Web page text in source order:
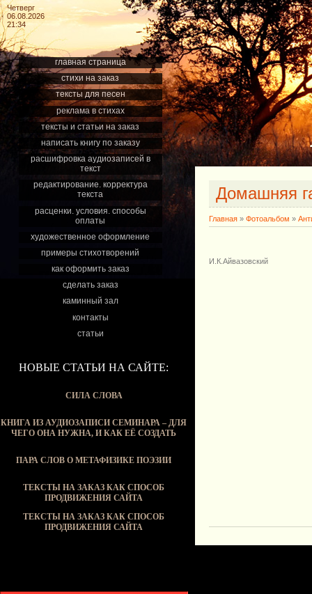
Четверг
06.08.2026
21:34
главная страница
стихи на заказ
тексты для песен
реклама в стихах
тексты и статьи на заказ
написать книгу по заказу
расшифровка аудиозаписей в
текст
редактирование. корректура
текста
расценки. условия. способы
оплаты
художественное оформление
примеры стихотворений
как оформить заказ
сделать заказ
каминный зал
контакты
статьи
НОВЫЕ СТАТЬИ НА САЙТЕ:
СИЛА СЛОВА
КНИГА ИЗ АУДИОЗАПИСИ СЕМИНАРА – ДЛЯ
ЧЕГО ОНА НУЖНА, И КАК ЕЁ СОЗДАТЬ
ПАРА СЛОВ О МЕТАФИЗИКЕ ПОЭЗИИ
ТЕКСТЫ НА ЗАКАЗ КАК СПОСОБ
ПРОДВИЖЕНИЯ САЙТА
ТЕКСТЫ НА ЗАКАЗ КАК СПОСОБ
ПРОДВИЖЕНИЯ САЙТА
Домашняя
Главная » Фотоальбом »
И.К.Айвазовский